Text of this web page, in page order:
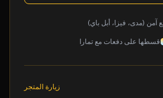
آمن (مدى، فيزا، أبل باي)
قسطها على دفعات مع تمارا
زيارة المتجر